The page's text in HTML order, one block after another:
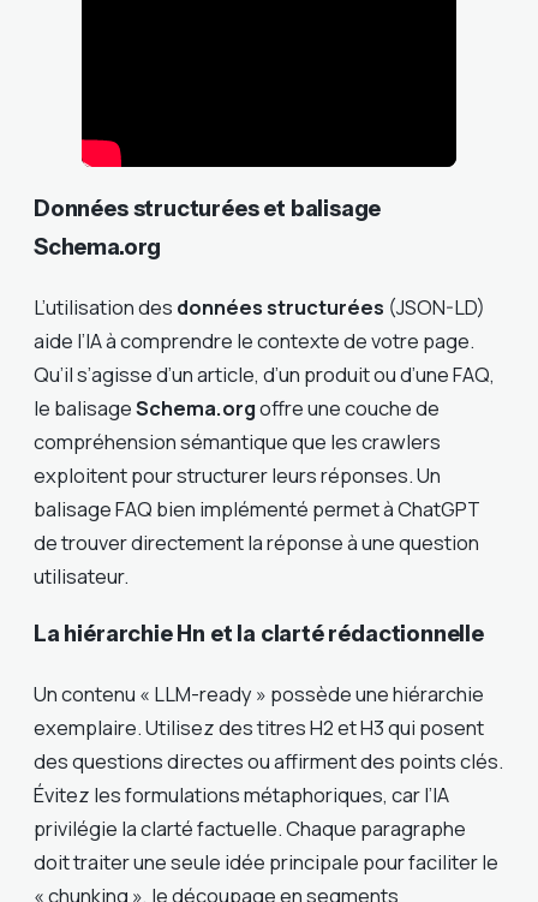
Données structurées et balisage
Schema.org
L’utilisation des données structurées (JSON-LD)
aide l’IA à comprendre le contexte de votre page.
Qu’il s’agisse d’un article, d’un produit ou d’une FAQ,
le balisageSchema.orgoffre une couche de
compréhension sémantique que les crawlers
exploitent pour structurer leurs réponses. Un
balisage FAQ bien implémenté permet à ChatGPT
de trouver directement la réponse à une question
utilisateur.
La hiérarchie Hn et la clarté rédactionnelle
Un contenu « LLM-ready » possède une hiérarchie
exemplaire. Utilisez des titres H2 et H3 qui posent
des questions directes ou affirment des points clés.
Évitez les formulations métaphoriques, car l’IA
privilégie la clarté factuelle. Chaque paragraphe
doit traiter une seule idée principale pour faciliter le
« chunking », le découpage en segments